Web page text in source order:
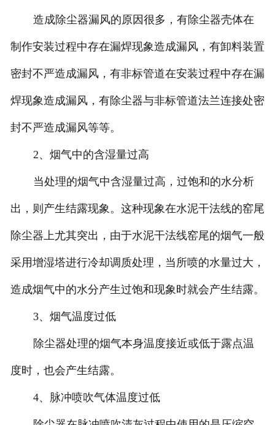
造成除尘器漏风的原因很多，有除尘器壳体在
制作安装过程中存在漏焊现象造成漏风，有卸料装置
密封不严造成漏风，有非标管道在安装过程中存在漏
焊现象造成漏风，有除尘器与非标管道法兰连接处密
封不严造成漏风等等。
2、烟气中的含湿量过高
当处理的烟气中含湿量过高，过饱和的水分析
出，则产生结露现象。这种现象在水泥干法线的窑尾
除尘器上尤其突出，由于水泥干法线窑尾的烟气一般
采用增湿塔进行冷却调质处理，当所喷的水量过大，
造成烟气中的水分产生过饱和现象时就会产生结露。
3、烟气温度过低
除尘器处理的烟气本身温度接近或低于露点温
度时，也会产生结露。
4、脉冲喷吹气体温度过低